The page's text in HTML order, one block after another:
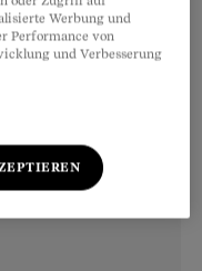
Werbung und
Performance von
und Verbesserung